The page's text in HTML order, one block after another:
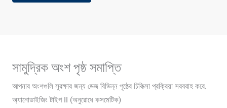
সামুদ্রিক অংশ পৃষ্ঠ সমাপ্তি
আপনার অংশগুলি সুরক্ষার জন্য ডেজ বিভিন্ন পৃষ্ঠের চিকিত্সা প্রক্রিয়া সরবরাহ করে.
অ্যানোডাইজিং টাইপ II (অনুরোধে কসমেটিক)